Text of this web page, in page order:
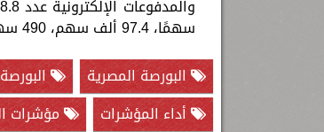
سهمًا، 97.4 ألف سهم، 490 سهمًا، 701.1 ألف سهم، على الترتيب.
البورصة المصرية
البورصة
أداء المؤشرات
مؤشرات